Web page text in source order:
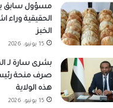
مسؤول سابق
الحقيقية وراء
الخبز
15 يونيو، 2026
بشرى سارة لـ
صرف منحة
هذه الولاية
15 يونيو، 2026